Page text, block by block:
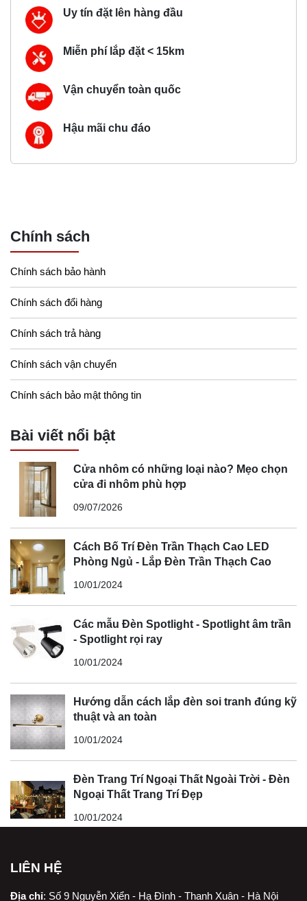
Uy tín đặt lên hàng đầu
Miễn phí lắp đặt < 15km
Vận chuyển toàn quốc
Hậu mãi chu đáo
Chính sách
Chính sách bảo hành
Chính sách đổi hàng
Chính sách trả hàng
Chính sách vận chuyển
Chính sách bảo mật thông tin
Bài viết nổi bật
Cửa nhôm có những loại nào? Mẹo chọn
cửa đi nhôm phù hợp
09/07/2026
Cách Bố Trí Đèn Trần Thạch Cao LED
Phòng Ngủ - Lắp Đèn Trần Thạch Cao
10/01/2024
Các mẫu Đèn Spotlight - Spotlight âm trần
- Spotlight rọi ray
10/01/2024
Hướng dẫn cách lắp đèn soi tranh đúng kỹ
thuật và an toàn
10/01/2024
Đèn Trang Trí Ngoại Thất Ngoài Trời - Đèn
Ngoại Thất Trang Trí Đẹp
10/01/2024
LIÊN HỆ
Địa chỉ: Số 9 Nguyễn Xiển - Hạ Đình - Thanh Xuân - Hà Nội